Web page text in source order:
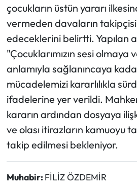
çocukların üstün yararı
vermeden davaların
edeceklerini belirtti. Yapılan
"Çocuklarımızın sesi
anlamıyla sağlanıncaya
mücadelemizi kararlılıkla
ifadelerine yer verildi.
kararın ardından dosyaya
ve olası itirazların kamuoyu
takip edilmesi bekleniyor.
Muhabir: FİLİZ ÖZDEMİR